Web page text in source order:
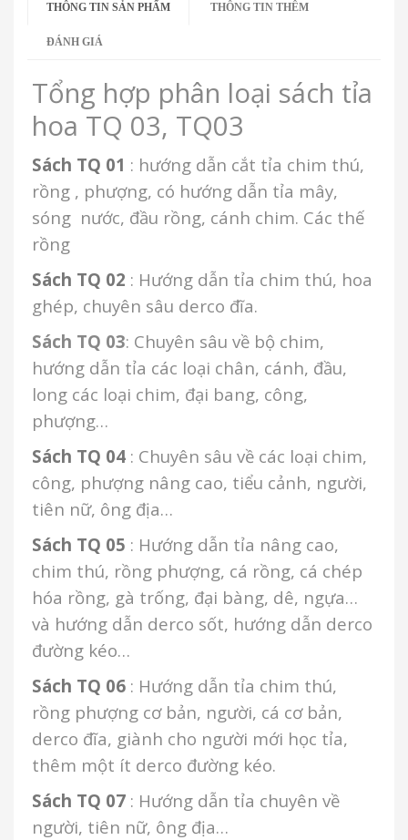
THÔNG TIN SẢN PHẨM THÔNG TIN THÊM
ĐÁNH GIÁ
Tổng hợp phân loại sách tỉa
hoa TQ 03, TQ03
Sách TQ 01 : hướng dẫn cắt tỉa chim thú,
rồng , phượng, có hướng dẫn tỉa mây,
sóng nước, đầu rồng, cánh chim. Các thế
rồng
Sách TQ 02 : Hướng dẫn tỉa chim thú, hoa
ghép, chuyên sâu derco đĩa.
Sách TQ 03: Chuyên sâu về bộ chim,
hướng dẫn tỉa các loại chân, cánh, đầu,
long các loại chim, đại bang, công,
phượng…
Sách TQ 04 : Chuyên sâu về các loại chim,
công, phượng nâng cao, tiểu cảnh, người,
tiên nữ, ông địa…
Sách TQ 05 : Hướng dẫn tỉa nâng cao,
chim thú, rồng phượng, cá rồng, cá chép
hóa rồng, gà trống, đại bàng, dê, ngựa…
và hướng dẫn derco sốt, hướng dẫn derco
đường kéo…
Sách TQ 06 : Hướng dẫn tỉa chim thú,
rồng phượng cơ bản, người, cá cơ bản,
derco đĩa, giành cho người mới học tỉa,
thêm một ít derco đường kéo.
Sách TQ 07 : Hướng dẫn tỉa chuyên về
người, tiên nữ, ông địa…